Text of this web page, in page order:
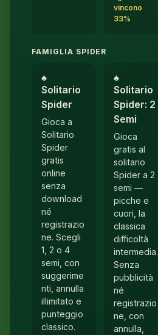
vincono
33%
FAMIGLIA SPIDER
♠︎
Solitario
Spider
Gioca a
Solitario
Spider
gratis
online
senza
download
né
registrazio
ne. Scegli
1, 2 o 4
semi, con
suggerime
nti, annulla
illimitato e
punteggio
classico.
♠︎
Solitario
Spider: 2
Semi
Gioca
gratis al
solitario
Spider a 2
semi —
picche e
cuori, la
classica
difficoltà
intermedia.
Senza
pubblicità
né
registrazio
ne, con
annulla,